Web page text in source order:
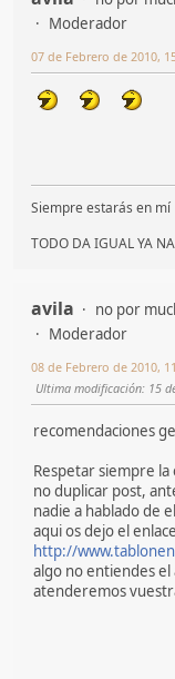
Moderador
07 de Febrero de 2010,
Siempre estarás en mí
TODO DA IGUAL YA
avila
no por
Moderador
08 de Febrero de 2010,
Ultima modificación: 15
recomendaciones
Respetar siempre
no duplicar post,
nadie a hablado de
aqui os dejo el
http://
algo no entiendes
atenderemos